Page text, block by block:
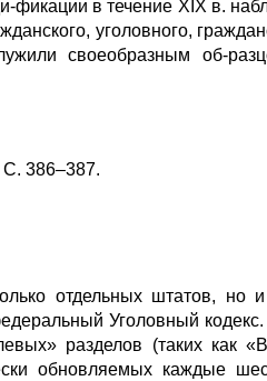
фикации в течение XIX в.
уголовного,
своеобразным об-
386–387.
отдельных штатов, но
Уголовный
разделов (таких как
обновляемых каждые